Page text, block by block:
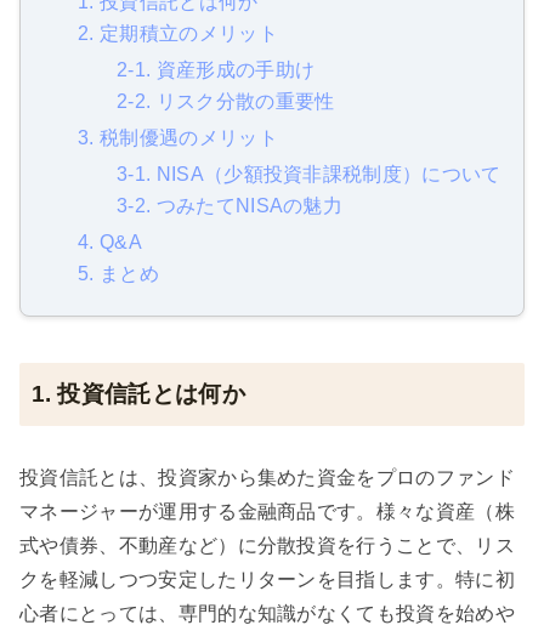
2. 定期積立のメリット
2-1. 資産形成の手助け
2-2. リスク分散の重要性
3. 税制優遇のメリット
3-1. NISA（少額投資非課税制度）について
3-2. つみたてNISAの魅力
4. Q&A
5. まとめ
1. 投資信託とは何か
投資信託とは、投資家から集めた資金をプロのファンド
マネージャーが運用する金融商品です。様々な資産（株
式や債券、不動産など）に分散投資を行うことで、リス
クを軽減しつつ安定したリターンを目指します。特に初
心者にとっては、専門的な知識がなくても投資を始めや